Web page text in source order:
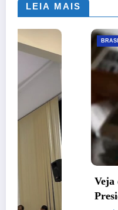
LEIA MAIS
Veja quem são os
Presidência da